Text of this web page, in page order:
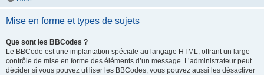
Mise en forme et types de sujets
Que sont les BBCodes ?
Le BBCode est une implantation spéciale au langage HTML, offrant un large
contrôle de mise en forme des éléments d’un message. L’administrateur peut
décider si vous pouvez utiliser les BBCodes, vous pouvez aussi les désactiver